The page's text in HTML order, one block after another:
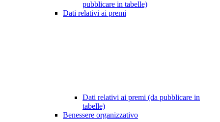
pubblicare in tabelle)
Dati relativi ai premi
Dati relativi ai premi (da pubblicare in
tabelle)
Benessere organizzativo